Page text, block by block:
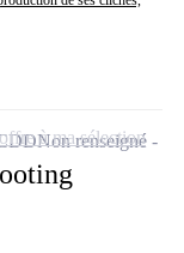
Non renseigné
à ma sélection